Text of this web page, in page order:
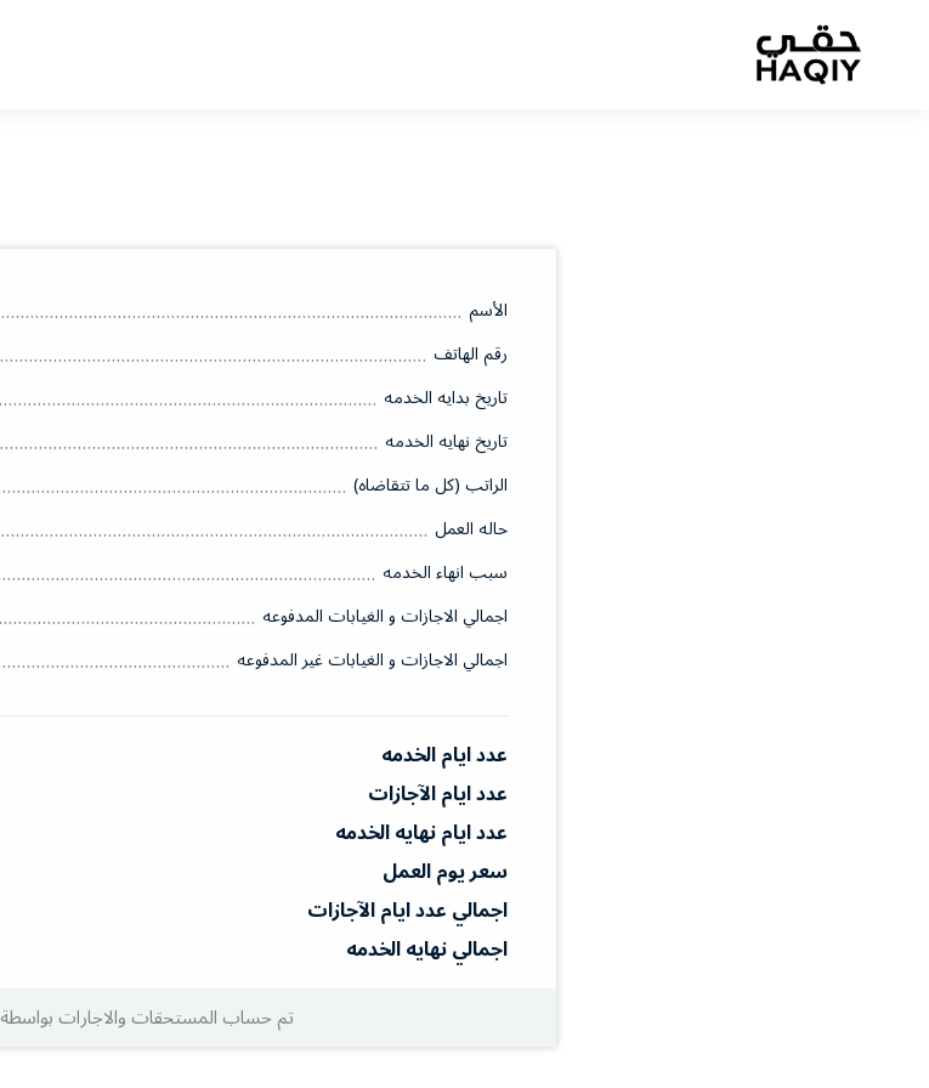
الأسم
رقم الهاتف
تاريخ بدايه الخدمه
تاريخ نهايه الخدمه
الراتب (كل ما تتقاضاه)
حاله العمل
سبب انهاء الخدمه
اجمالي الاجازات و الغيابات المدفوعه
اجمالي الاجازات و الغيابات غير المدفوعه
عدد ايام الخدمه
عدد ايام الآجازات
عدد ايام نهايه الخدمه
سعر يوم العمل
اجمالي عدد ايام الآجازات
اجمالي نهايه الخدمه
تم حساب المستحقات والاجارات بواسطة